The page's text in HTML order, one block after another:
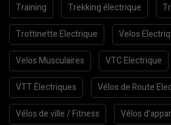
Training Trekking électrique
Trottinette Electrique Velos
Velos Musculaires VTC Electrique
VTT Électriques Vélos de Route
Vélos de ville / Fitness Vélos